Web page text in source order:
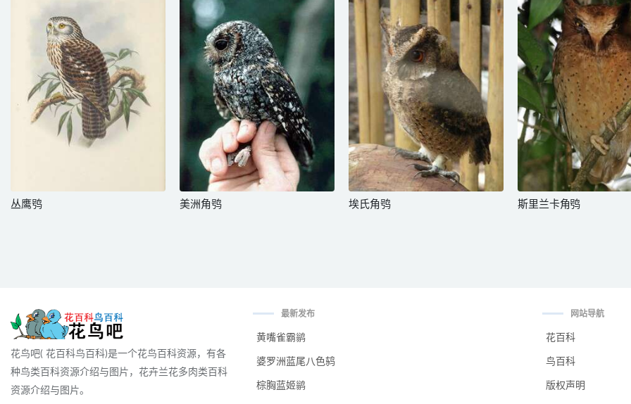
丛鹰鸮 美洲角鸮 埃氏角鸮 斯里兰卡角鸮
花鸟吧( 花百科鸟百科)是一个花鸟百科资源，有各
种鸟类百科资源介绍与图片，花卉兰花多肉类百科
资源介绍与图片。
最新发布
黄嘴雀霸鹟
婆罗洲蓝尾八色鸫
棕胸蓝姬鹟
网站导航
花百科
鸟百科
版权声明